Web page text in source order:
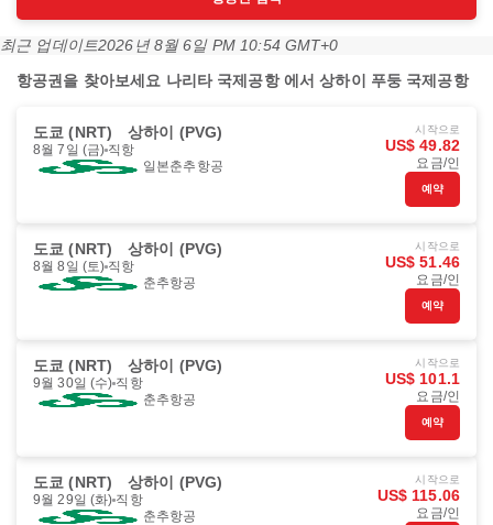
최근 업데이트2026년 8월 6일 PM 10:54 GMT+0
항공권을 찾아보세요 나리타 국제공항 에서 상하이 푸둥 국제공항
도쿄 (NRT) 상하이 (PVG)
8월 7일 (금) 직항
일본춘추항공
시작으로
US$ 49.82
요금/인
예약
도쿄 (NRT) 상하이 (PVG)
8월 8일 (토) 직항
춘추항공
시작으로
US$ 51.46
요금/인
예약
도쿄 (NRT) 상하이 (PVG)
9월 30일 (수) 직항
춘추항공
시작으로
US$ 101.1
요금/인
예약
도쿄 (NRT) 상하이 (PVG)
9월 29일 (화) 직항
춘추항공
시작으로
US$ 115.06
요금/인